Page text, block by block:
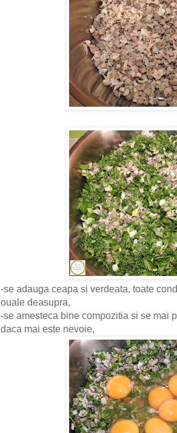
-se adauga ceapa si verdeata, toate
ouale deasupra,
-se amesteca bine compozitia si se mai
daca mai este nevoie,